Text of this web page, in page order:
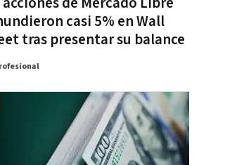
casi 5% en Wall
tras presentar su balance